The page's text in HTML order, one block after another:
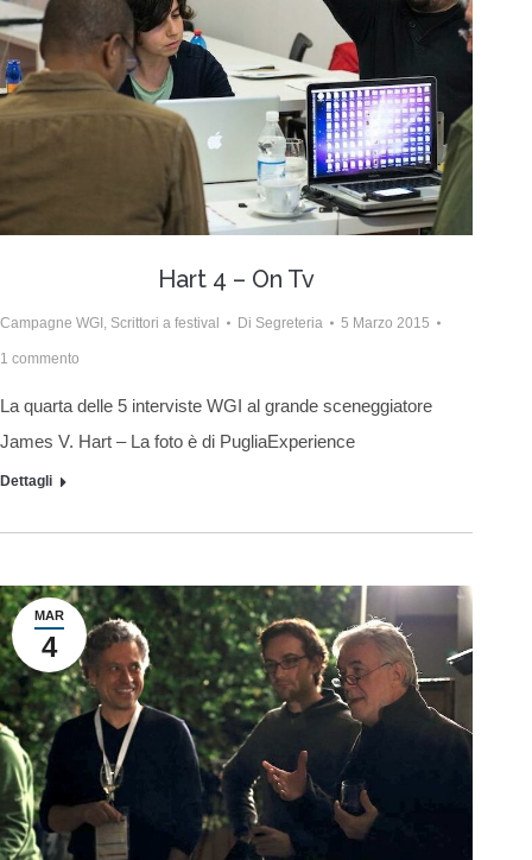
Hart 4 – On Tv
Campagne WGI Scrittori a festival Di Segreteria 5 Marzo 2015
1 commento
La quarta delle 5 interviste WGI al grande sceneggiatore
James V. Hart – La foto è di PugliaExperience
Dettagli
MAR
4